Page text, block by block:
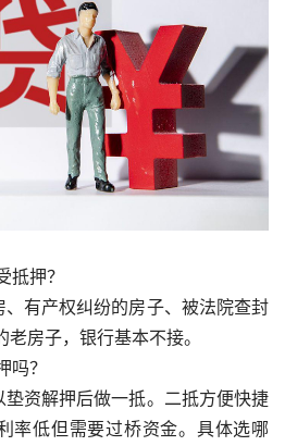
抵押？
有产权纠纷的房子、被法院查封
房子，银行基本不接。
吗？
资解押后做一抵。二抵方便快捷
率低但需要过桥资金。具体选哪